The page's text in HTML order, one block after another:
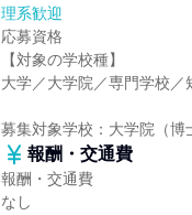
理系歓迎
応募資格
【対象の学校種】
大学／大学院／専門学校／
募集対象学校：大学院（
報酬・交通費
報酬・交通費
なし